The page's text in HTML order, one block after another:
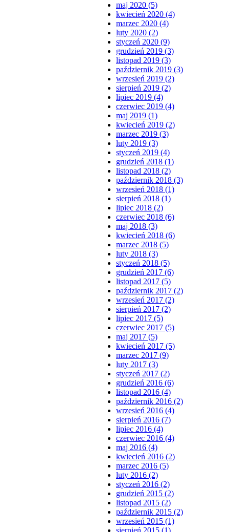
maj 2020 (5)
kwiecień 2020 (4)
marzec 2020 (4)
luty 2020 (2)
styczeń 2020 (9)
grudzień 2019 (3)
listopad 2019 (3)
październik 2019 (3)
wrzesień 2019 (2)
sierpień 2019 (2)
lipiec 2019 (4)
czerwiec 2019 (4)
maj 2019 (1)
kwiecień 2019 (2)
marzec 2019 (3)
luty 2019 (3)
styczeń 2019 (4)
grudzień 2018 (1)
listopad 2018 (2)
październik 2018 (3)
wrzesień 2018 (1)
sierpień 2018 (1)
lipiec 2018 (2)
czerwiec 2018 (6)
maj 2018 (3)
kwiecień 2018 (6)
marzec 2018 (5)
luty 2018 (3)
styczeń 2018 (5)
grudzień 2017 (6)
listopad 2017 (5)
październik 2017 (2)
wrzesień 2017 (2)
sierpień 2017 (2)
lipiec 2017 (5)
czerwiec 2017 (5)
maj 2017 (5)
kwiecień 2017 (5)
marzec 2017 (9)
luty 2017 (3)
styczeń 2017 (2)
grudzień 2016 (6)
listopad 2016 (4)
październik 2016 (2)
wrzesień 2016 (4)
sierpień 2016 (7)
lipiec 2016 (4)
czerwiec 2016 (4)
maj 2016 (4)
kwiecień 2016 (2)
marzec 2016 (5)
luty 2016 (2)
styczeń 2016 (2)
grudzień 2015 (2)
listopad 2015 (2)
październik 2015 (2)
wrzesień 2015 (1)